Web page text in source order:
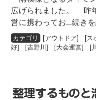
広げられました。 昨
営に携わってお...続き
[アウトドア] [ス
好] [吉野川] [大会運営] [
整理するものと